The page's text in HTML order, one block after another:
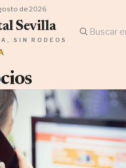
de 2026
Sevilla
SIN RODEOS